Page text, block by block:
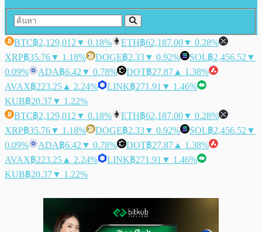
BTC฿2,129,012 ▼ 0.18% ETH฿62,187.00▼ 0.28%
XRP฿35.76▼ 1.18% DOGE฿2.33▼ 0.92% SOL฿2,456.52 ▼
0.09%
ADA฿6.42 ▼ 0.78% DOT฿27.87 ▲ 1.38%
AVAX฿223.25 ▲ 2.24% LINK฿271.91 ▼ 1.46%
KUB฿20.37▼ 1.22%
BTC฿2,129,012 ▼ 0.18% ETH฿62,187.00▼ 0.28%
XRP฿35.76▼ 1.18% DOGE฿2.33▼ 0.92% SOL฿2,456.52 ▼
0.09%
ADA฿6.42 ▼ 0.78% DOT฿27.87 ▲ 1.38%
AVAX฿223.25 ▲ 2.24% LINK฿271.91 ▼ 1.46%
KUB฿20.37▼ 1.22%